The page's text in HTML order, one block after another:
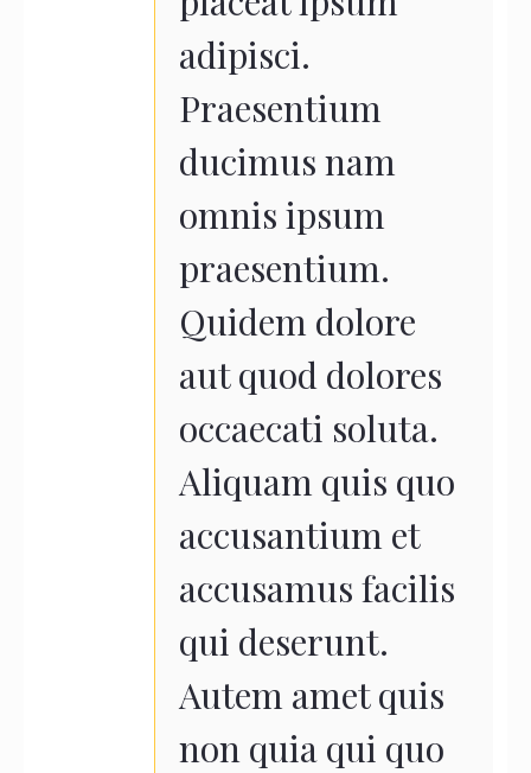
adipisci.
Praesentium
ducimus nam
omnis ipsum
praesentium.
Quidem dolore
aut quod dolores
occaecati soluta.
Aliquam quis quo
accusantium et
accusamus facilis
qui deserunt.
Autem amet quis
non quia qui quo